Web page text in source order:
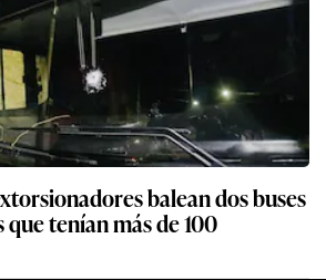
balean dos buses
tenían más de 100